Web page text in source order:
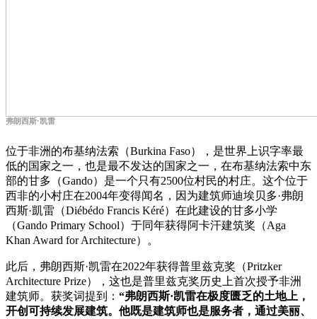
弗朗西斯·凯雷
位于非洲的布基纳法索（Burkina Faso），是世界上识字率最
低的国家之一，也是最不发达的国家之一，在布基纳法索中东
部的甘多（Gando）是一个只有2500位村民的村庄。这个位于
西非的小村庄在2004年变得闻名，因为建筑师迪埃贝多·弗朗
西斯·凱雷（Diébédo Francis Kéré）在此建设的甘多小学
（Gando Primary School）于同年获得阿卡汗建筑奖（Aga
Khan Award for Architecture）。
此后，弗朗西斯·凯雷在2022年获得普里兹克奖 （Pritzker
Architecture Prize），这也是普里兹克奖历史上首次授予非洲
建筑师。 获奖词提到： “弗朗西斯·凯雷在极度匮乏的土地上，
开创可持续发展建筑。他既是建筑师也是服务者，通过美丽、